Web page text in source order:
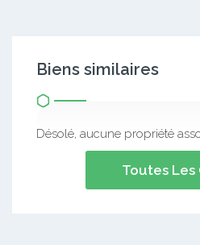
Biens similaires
Désolé, aucune propriété
Toutes Les